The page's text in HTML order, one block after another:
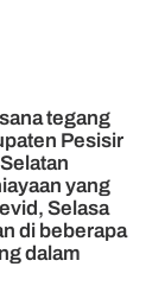
tegang
Pesisir
yang
Selasa
di beberapa
dalam